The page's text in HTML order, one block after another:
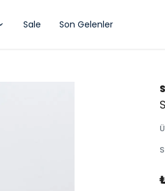
Sale Son Gelenler